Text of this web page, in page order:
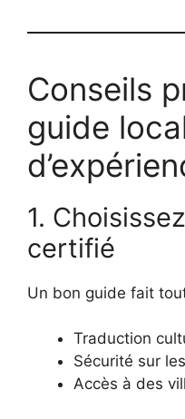
Conseils
guide
1.
certifié
Un bon guide fait
Traduction
Sécurité sur
Accès à des